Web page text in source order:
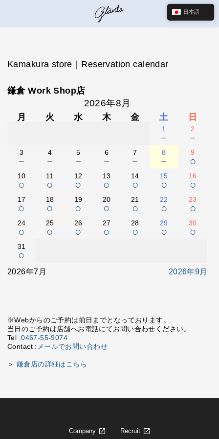
Kamakura store｜Reservation calendar
鎌倉 Work Shop店
2026年8月
月 火 水 木 金 土 日
1
－
2
－
3
－
4
－
5
－
6
－
7
－
8
－
9
○
10
○
11
○
12
○
13
○
14
○
15
○
16
○
17
○
18
○
19
○
20
○
21
○
22
○
23
○
24
○
25
○
26
○
27
○
28
○
29
○
30
○
31
○
2026年7月 2026年9月
※Webからのご予約は前日までとなっております。
当日のご予約は店舗へお電話にてお問い合わせください。
Tel :0467-55-9074
Contact : メールでお問い合わせ
＞ 鎌倉店の詳細はこちら
Company Recruit
日本語